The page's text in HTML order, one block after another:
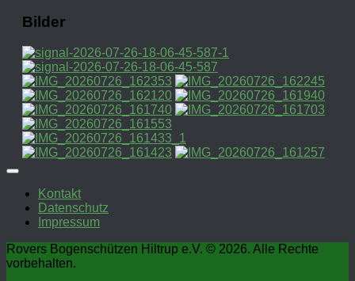
Bilder
Kontakt
Datenschutz
Impressum
Rovers Bogenschützen Hiltrup e.V. © 2026. Alle Rechte
vorbehalten.